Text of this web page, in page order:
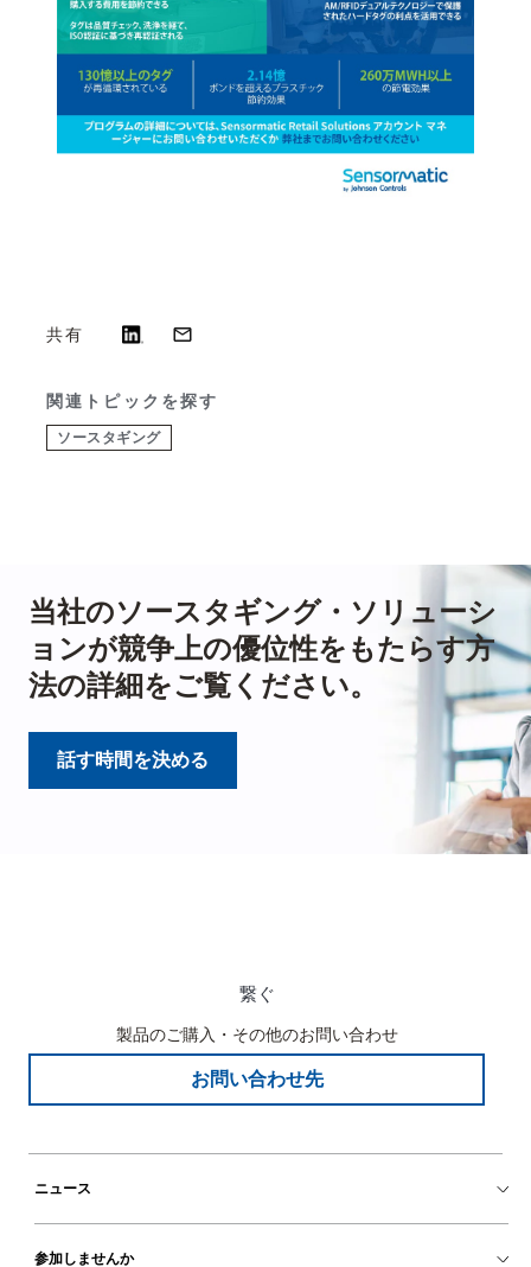
共有
関連トピックを探す
ソースタギング
当社のソースタギング・ソリューシ
ョンが競争上の優位性をもたらす方
法の詳細をご覧ください。
話す時間を決める
繋ぐ
製品のご購入・その他のお問い合わせ
お問い合わせ先
ニュース
参加しませんか